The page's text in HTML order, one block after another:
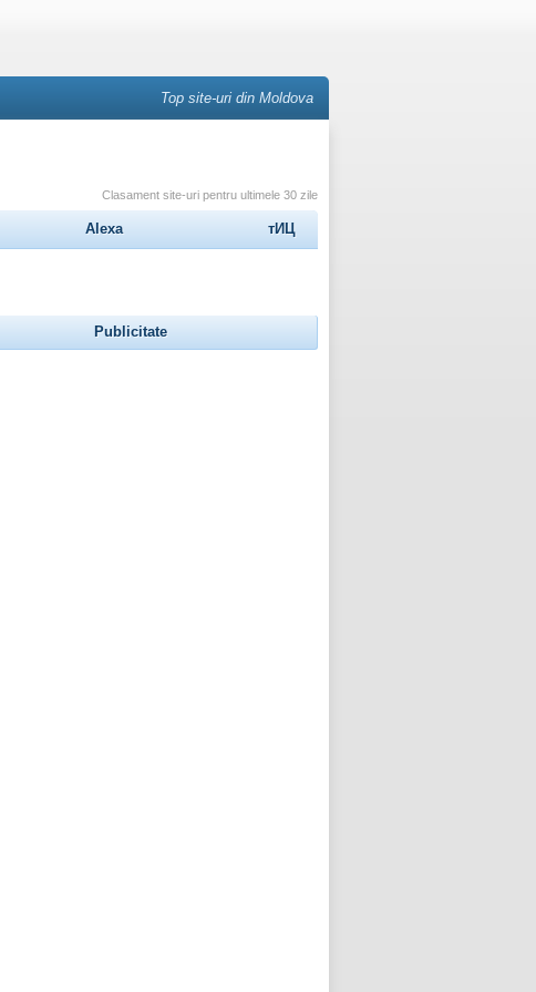
Top site-uri din Moldova
Clasament site-uri pentru ultimele 30 zile
Alexa тИЦ
Publicitate